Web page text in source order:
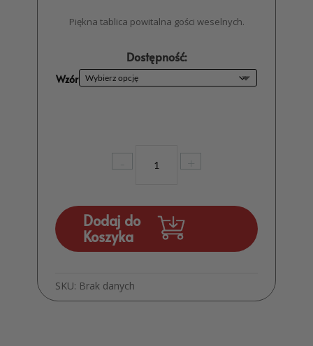
Piękna tablica powitalna gości weselnych.
Dostępność:
Wzór
-
Tablica
PCV
Wesele
+
Dodaj do
Koszyka
SKU: Brak danych